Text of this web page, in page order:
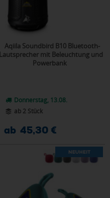
Aqiila Soundbird B10 Bluetooth-
Lautsprecher mit Beleuchtung und
Powerbank
Donnerstag, 13.08.
ab 2 Stück
ab 45,30 €